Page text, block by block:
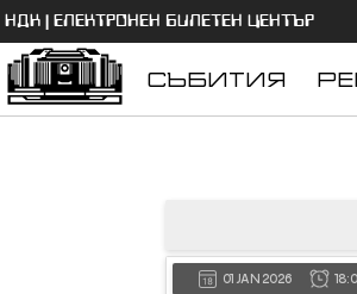
НДК | ЕЛЕКТРОНЕН БИЛЕТЕН ЦЕНТЪР
СЪБИТИЯ
01 JAN 2026